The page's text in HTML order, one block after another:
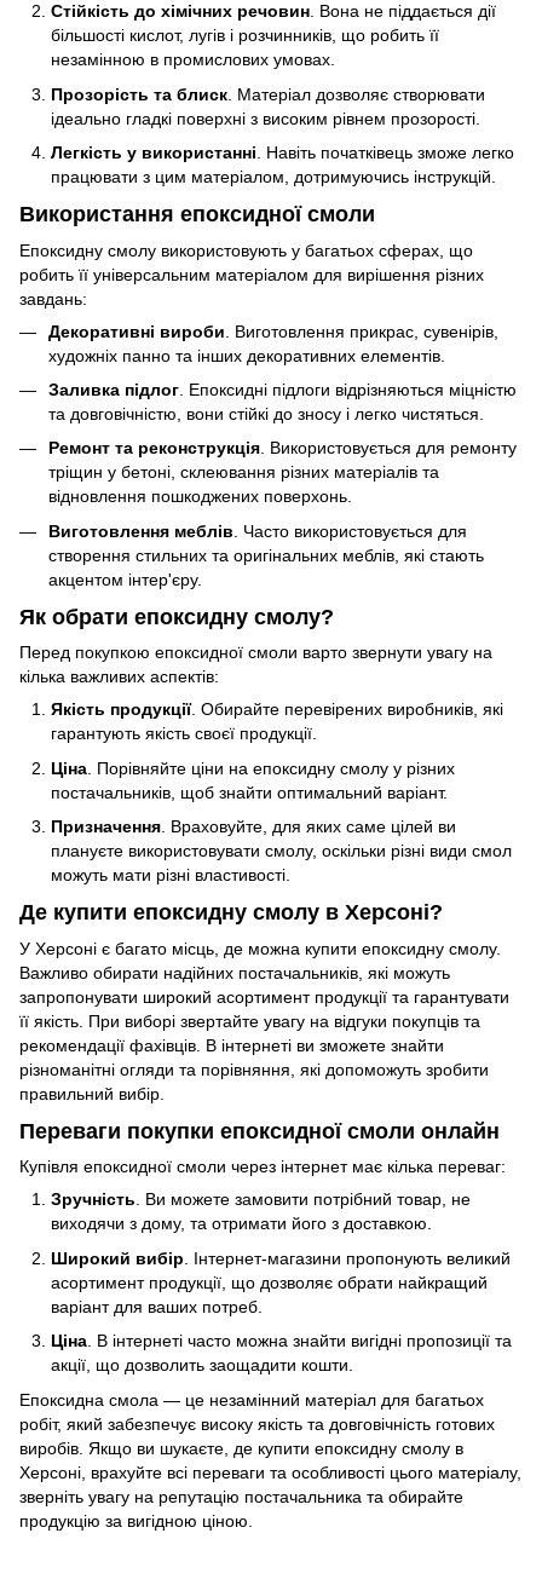
Стійкість до хімічних речовин. Вона не піддається дії
більшості кислот, лугів і розчинників, що робить її
незамінною в промислових умовах.
Прозорість та блиск . Матеріал дозволяє створювати
ідеально гладкі поверхні з високим рівнем прозорості.
Легкість у використанні . Навіть початківець зможе легко
працювати з цим матеріалом, дотримуючись інструкцій.
Використання епоксидної смоли
Епоксидну смолу використовують у багатьох сферах, що
робить її універсальним матеріалом для вирішення різних
завдань:
Декоративні вироби . Виготовлення прикрас, сувенірів,
художніх панно та інших декоративних елементів.
Заливка підлог . Епоксидні підлоги відрізняються міцністю
та довговічністю, вони стійкі до зносу і легко чистяться.
Ремонт та реконструкція. Використовується для ремонту
тріщин у бетоні, склеювання різних матеріалів та
відновлення пошкоджених поверхонь.
Виготовлення меблів . Часто використовується для
створення стильних та оригінальних меблів, які стають
акцентом інтер'єру.
Як обрати епоксидну смолу?
Перед покупкою епоксидної смоли варто звернути увагу на
кілька важливих аспектів:
Якість продукції. Обирайте перевірених виробників, які
гарантують якість своєї продукції.
Ціна . Порівняйте ціни на епоксидну смолу у різних
постачальників, щоб знайти оптимальний варіант.
Призначення . Враховуйте, для яких саме цілей ви
плануєте використовувати смолу, оскільки різні види смол
можуть мати різні властивості.
Де купити епоксидну смолу в Херсоні?
У Херсоні є багато місць, де можна купити епоксидну смолу.
Важливо обирати надійних постачальників, які можуть
запропонувати широкий асортимент продукції та гарантувати
її якість. При виборі звертайте увагу на відгуки покупців та
рекомендації фахівців. В інтернеті ви зможете знайти
різноманітні огляди та порівняння, які допоможуть зробити
правильний вибір.
Переваги покупки епоксидної смоли онлайн
Купівля епоксидної смоли через інтернет має кілька переваг:
Зручність. Ви можете замовити потрібний товар, не
виходячи з дому, та отримати його з доставкою.
Широкий вибір . Інтернет-магазини пропонують великий
асортимент продукції, що дозволяє обрати найкращий
варіант для ваших потреб.
Ціна . В інтернеті часто можна знайти вигідні пропозиції та
акції, що дозволить заощадити кошти.
Епоксидна смола — це незамінний матеріал для багатьох
робіт, який забезпечує високу якість та довговічність готових
виробів. Якщо ви шукаєте, де купити епоксидну смолу в
Херсоні, врахуйте всі переваги та особливості цього матеріалу,
зверніть увагу на репутацію постачальника та обирайте
продукцію за вигідною ціною.